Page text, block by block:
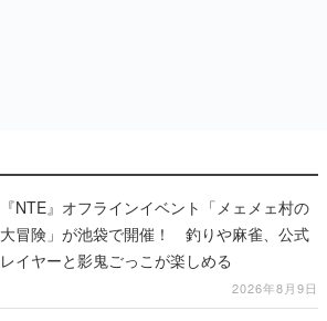
『NTE』オフラインイベント「メェメェ村の
大冒険」が池袋で開催！ 釣りや麻雀、公式
レイヤーと影鬼ごっこが楽しめる
2026年8月9日